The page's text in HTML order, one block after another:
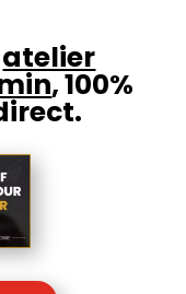
atelier
, 100%